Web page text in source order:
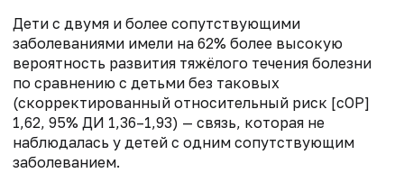
Дети с двумя и более сопутствующими
заболеваниями имели на 62% более высокую
вероятность развития тяжёлого течения болезни
по сравнению с детьми без таковых
(скорректированный относительный риск [сОР]
1,62, 95% ДИ 1,36–1,93) — связь, которая не
наблюдалась у детей с одним сопутствующим
заболеванием.